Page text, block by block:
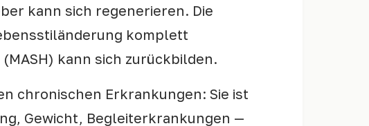
kann sich regenerieren. Die
komplett
kann sich zurückbilden.
chronischen Erkrankungen: Sie ist
Gewicht, Begleiterkrankungen —